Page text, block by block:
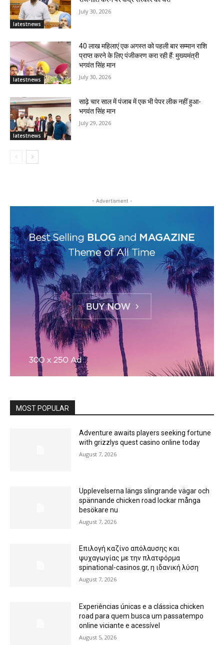
latestnews
July 30, 2026
latestnews
40 लाख महिलाएं एक अगस्त को पहली बार सम्मान राशि
प्राप्त करने के लिए पंजीकरण करा रही हैं: मुख्यमंत्री
भगवंत सिंह मान
July 30, 2026
latestnews
साढ़े चार साल में पंजाब में एक भी पेपर लीक नहीं हुआ-
भगवंत सिंह मान
July 29, 2026
- Advertisment -
MOST POPULAR
Adventure awaits players seeking fortune
with grizzlys quest casino online today
August 7, 2026
Upplevelserna längs slingrande vägar och
spännande chicken road lockar många
besökare nu
August 7, 2026
Επιλογή καζίνο απόλαυσης και
ψυχαγωγίας με την πλατφόρμα
spinational-casinos.gr, η ιδανική λύση
August 7, 2026
Experiências únicas e a clássica chicken
road para quem busca um passatempo
online viciante e acessível
August 5, 2026